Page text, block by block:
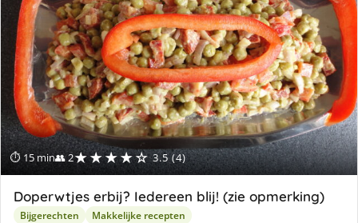
⏱ 15 min👥 2★★★★☆ 3.5 (4)
Doperwtjes erbij? Iedereen blij! (zie opmerking)
Bijgerechten Makkelijke recepten